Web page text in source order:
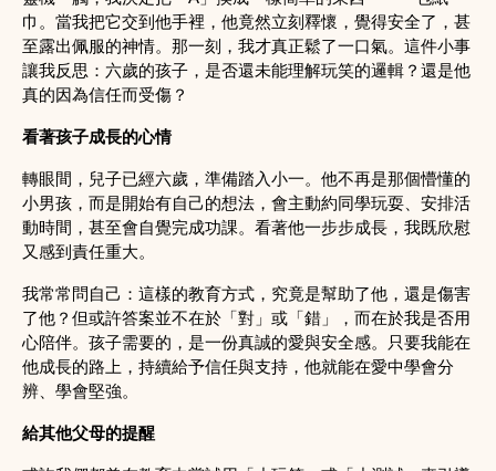
巾。當我把它交到他手裡，他竟然立刻釋懷，覺得安全了，甚
至露出佩服的神情。那一刻，我才真正鬆了一口氣。這件小事
讓我反思：六歲的孩子，是否還未能理解玩笑的邏輯？還是他
真的因為信任而受傷？
看著孩子成長的心情
轉眼間，兒子已經六歲，準備踏入小一。他不再是那個懵懂的
小男孩，而是開始有自己的想法，會主動約同學玩耍、安排活
動時間，甚至會自覺完成功課。看著他一步步成長，我既欣慰
又感到責任重大。
我常常問自己：這樣的教育方式，究竟是幫助了他，還是傷害
了他？但或許答案並不在於「對」或「錯」，而在於我是否用
心陪伴。孩子需要的，是一份真誠的愛與安全感。只要我能在
他成長的路上，持續給予信任與支持，他就能在愛中學會分
辨、學會堅強。
給其他父母的提醒